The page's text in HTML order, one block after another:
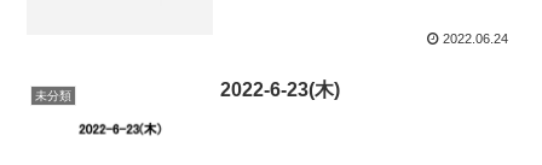
2022.06.24
未分類 2022-6-23(木)